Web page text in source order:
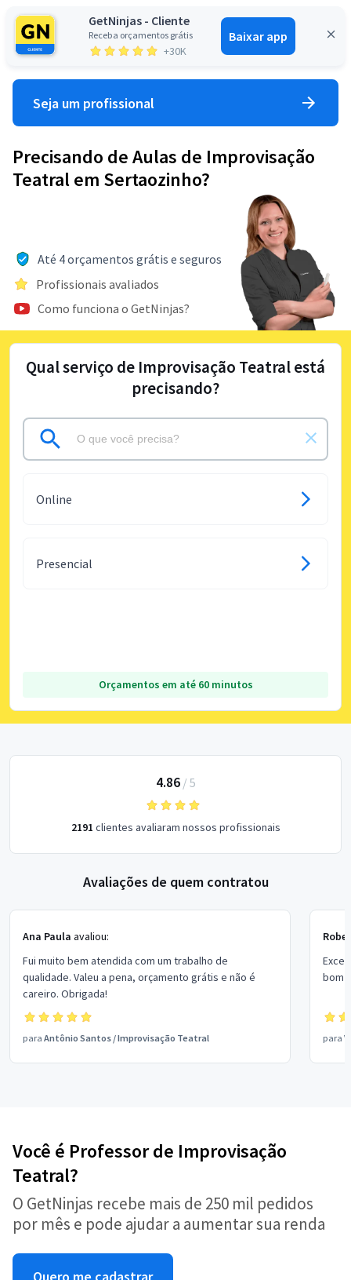
GetNinjas - Cliente
Receba orçamentos grátis
+30K
Baixar app
Entrar
Seja um profissional
Precisando de Aulas de Improvisação
Teatral em Sertaozinho?
Até 4 orçamentos grátis e seguros
Profissionais avaliados
Como funciona o GetNinjas?
Qual serviço de Improvisação Teatral está
precisando?
Online
Presencial
Orçamentos em até 60 minutos
4.86/ 5
2191 clientes avaliaram nossos profissionais
Avaliações de quem contratou
Ana Paula avaliou:
Fui muito bem atendida com um trabalho de
qualidade. Valeu a pena, orçamento grátis e não é
careiro. Obrigada!
para Antônio Santos /Improvisação Teatral
bom
para
Você é Professor de Improvisação
Teatral?
O GetNinjas recebe mais de 250 mil pedidos
por mês e pode ajudar a aumentar sua renda
Quero me cadastrar